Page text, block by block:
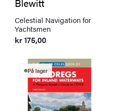
Celestial Navigation for
Yachtsmen
kr175,00
På lager